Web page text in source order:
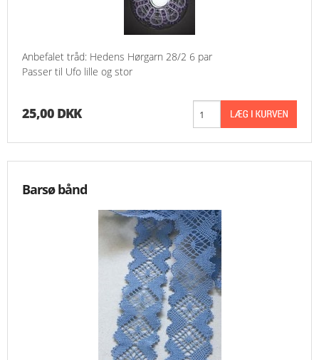
Anbefalet tråd: Hedens Hørgarn 28/2 6 par
Passer til Ufo lille og stor
25,00 DKK
Barsø bånd